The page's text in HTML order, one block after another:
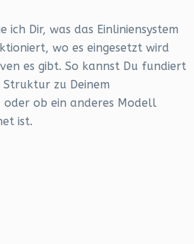
ich Dir, was das Einliniensystem
wo es eingesetzt wird
es gibt. So kannst Du fundiert
Struktur zu Deinem
oder ob ein anderes Modell
ist.